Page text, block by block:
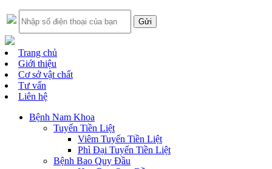
Trang chủ
Giới thiệu
Cơ sở vật chất
Tư vấn
Liên hệ
Bệnh Nam Khoa
Tuyến Tiền Liệt
Viêm Tuyến Tiền Liệt
Phì Đại Tuyến Tiền Liệt
Bệnh Bao Quy Đầu